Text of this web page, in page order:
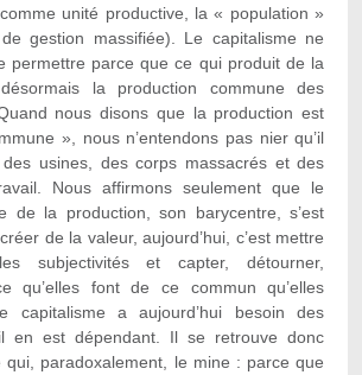
unité productive, la « population »
gestion massifiée). Le capitalisme ne
permettre parce que ce qui produit de la
la production commune des
nous disons que la production est
», nous n’entendons pas nier qu’il
usines, des corps massacrés et des
Nous affirmons seulement que le
de la production, son barycentre, s’est
de la valeur, aujourd’hui, c’est mettre
subjectivités et capter, détourner,
qu’elles font de ce commun qu’elles
capitalisme a aujourd’hui besoin des
en est dépendant. Il se retrouve donc
qui, paradoxalement, le mine : parce que